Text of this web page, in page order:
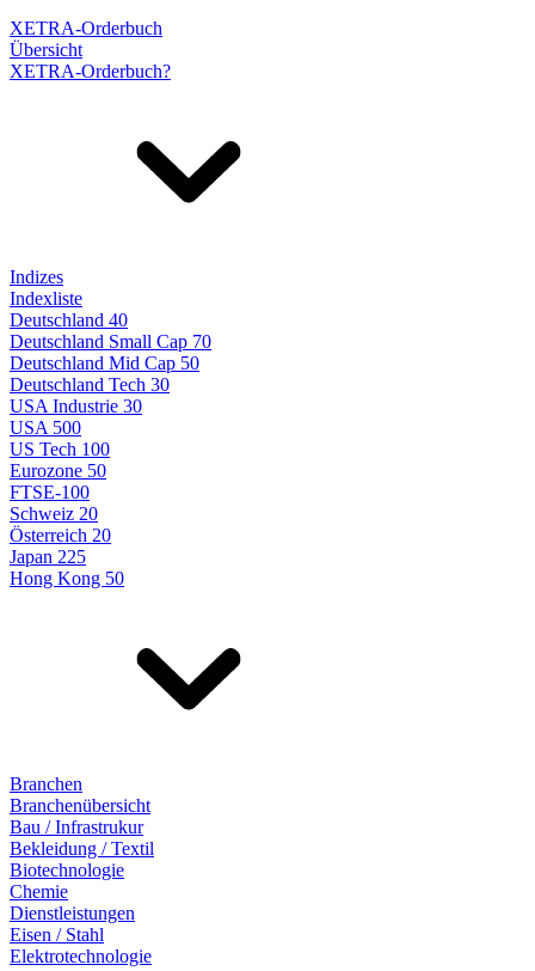
XETRA-Orderbuch
Übersicht
XETRA-Orderbuch?
Indizes
Indexliste
Deutschland 40
Deutschland Small Cap 70
Deutschland Mid Cap 50
Deutschland Tech 30
USA Industrie 30
USA 500
US Tech 100
Eurozone 50
FTSE-100
Schweiz 20
Österreich 20
Japan 225
Hong Kong 50
Branchen
Branchenübersicht
Bau / Infrastrukur
Bekleidung / Textil
Biotechnologie
Chemie
Dienstleistungen
Eisen / Stahl
Elektrotechnologie